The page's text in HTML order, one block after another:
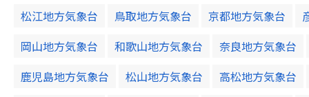
松江地方気象台
鳥取地方気象台 京都地方気象台
岡山地方気象台
和歌山地方気象台
奈良地方気象台
鹿児島地方気象台
松山地方気象台
高松地方気象台